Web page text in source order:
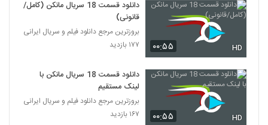
۰۰:۵۵ HD
دانلود قسمت 18 سریال مانکن (کامل/
قانونی)
بروزترین مرجع دانلود فیلم و سریال ایرانی
۱۷۷ بازدید
۰۰:۵۵ HD
دانلود قسمت 18 سریال مانکن با
لینک مستقیم
بروزترین مرجع دانلود فیلم و سریال ایرانی
۱۶۷ بازدید